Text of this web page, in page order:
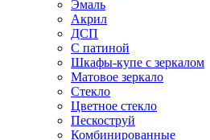
Эмаль
Акрил
ДСП
С патиной
Шкафы-купе с зеркалом
Матовое зеркало
Стекло
Цветное стекло
Пескоструй
Комбинированные